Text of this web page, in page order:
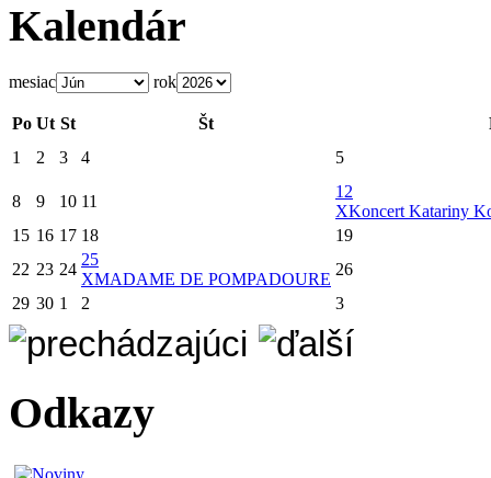
Kalendár
mesiac rok
Po Ut St Št
1
2 3 4 5
8 9 10 11
12
XKoncert Katariny
15 16 17 18
19
22 23 24
25
XMADAME DE POMPADOURE
26
29 30 1 2 3
Odkazy